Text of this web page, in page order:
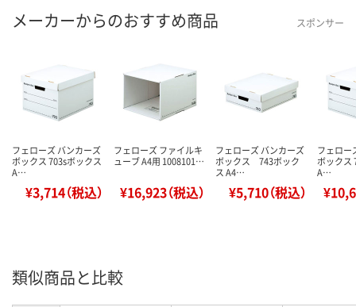
メーカーからのおすすめ商品 スポンサー
フェローズ バンカーズ
ボックス 703sボックス
A…
¥3,714（税込）
フェローズ ファイルキ
ューブ A4用 1008101…
¥16,923（税込）
フェローズ バンカーズ
ボックス 743ボック
ス A4…
¥5,710（税込）
フェロー
ボックス
A…
類似商品と比較